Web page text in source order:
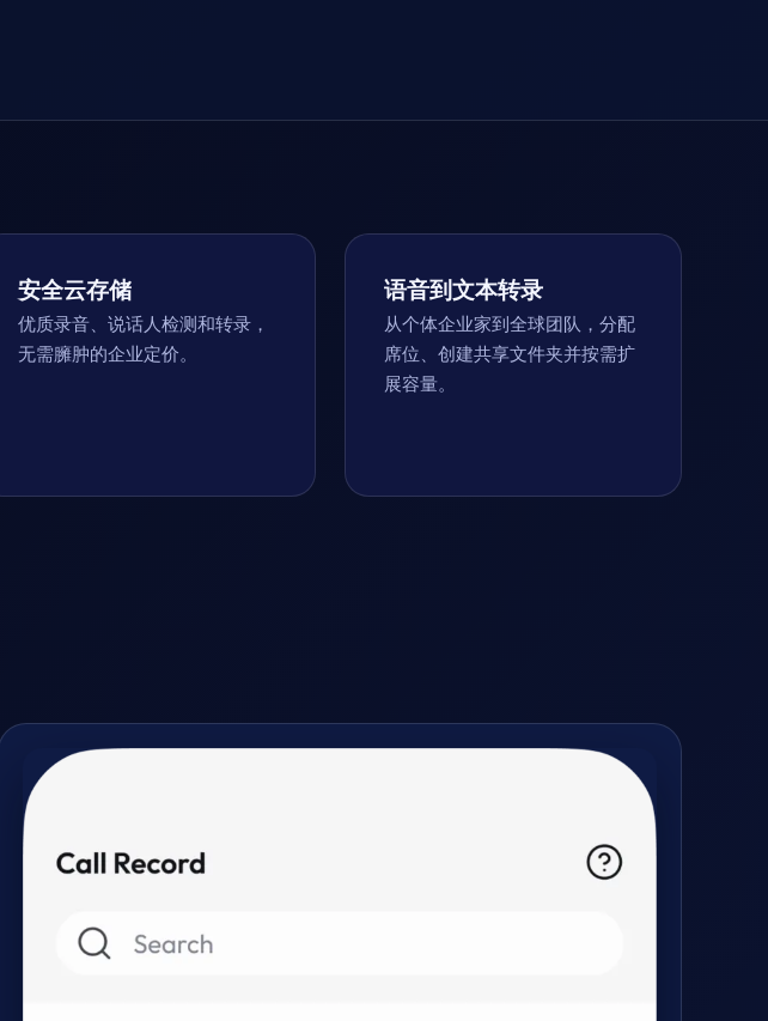
安全云存储
优质录音、说话人检测和转录，
无需臃肿的企业定价。
语音到文本转录
从个体企业家到全球团队，分配
席位、创建共享文件夹并按需扩
展容量。